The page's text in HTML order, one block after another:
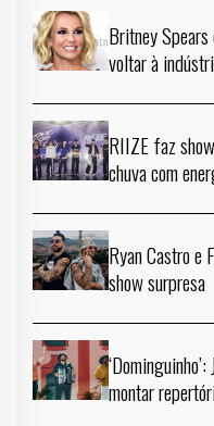
Britney
voltar à
RIIZE faz
chuva com
Ryan Castro e
show surpresa
montar